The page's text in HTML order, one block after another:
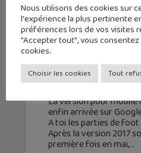
Jeu mobile du jour :
Evolution Soccer
9 novembre 2017
La version pour mobile
enfin arrivée sur
A toi les parties de
Après la version 2017
première fois en mai,
Nous utilisons des cookies sur
l'expérience la plus pertinente
préférences lors de vos visites
"Accepter tout", vous
cookies.
Choisir les cookies Tout